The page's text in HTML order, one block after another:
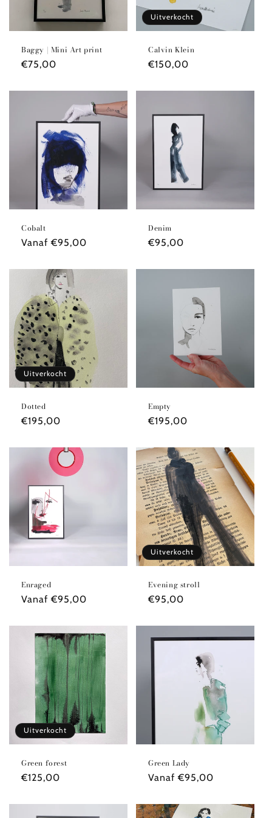
e
Baggy | Mini Art print
Normale
€75,00
Uitverkocht
Calvin Klein
Normale
€150,00
Cobalt
Normale
Vanaf €95,00
Denim
Normale
€95,00
Uitverkocht
Dotted
Normale
€195,00
Empty
Normale
€195,00
Enraged
Normale
Vanaf €95,00
Uitverkocht
Evening stroll
Normale
€95,00
Uitverkocht
Green forest
Normale
€125,00
Green Lady
Normale
Vanaf €95,00